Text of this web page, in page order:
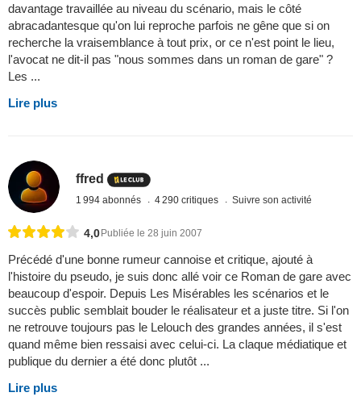
davantage travaillée au niveau du scénario, mais le côté
abracadantesque qu'on lui reproche parfois ne gêne que si on
recherche la vraisemblance à tout prix, or ce n'est point le lieu,
l'avocat ne dit-il pas "nous sommes dans un roman de gare" ?
Les ...
Lire plus
ffred
1 994 abonnés 4 290 critiques Suivre son activité
4,0Publiée le 28 juin 2007
Précédé d'une bonne rumeur cannoise et critique, ajouté à
l'histoire du pseudo, je suis donc allé voir ce Roman de gare avec
beaucoup d'espoir. Depuis Les Misérables les scénarios et le
succès public semblait bouder le réalisateur et a juste titre. Si l'on
ne retrouve toujours pas le Lelouch des grandes années, il s'est
quand même bien ressaisi avec celui-ci. La claque médiatique et
publique du dernier a été donc plutôt ...
Lire plus